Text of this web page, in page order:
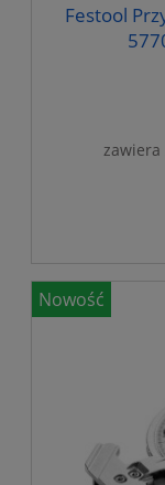
Festool
zawiera
Nowość